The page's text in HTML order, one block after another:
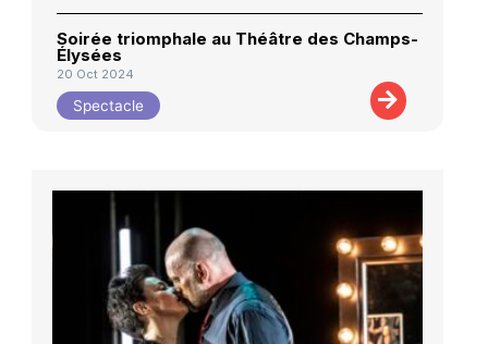
Soirée triomphale au Théâtre des Champs-
Élysées
20 Oct 2024
Spectacle